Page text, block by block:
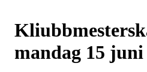
mandag 15 juni